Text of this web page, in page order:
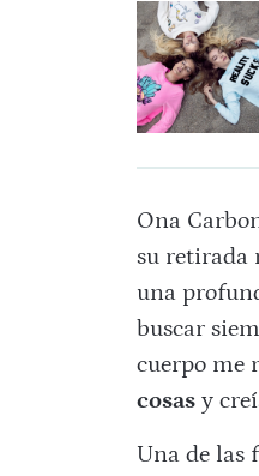
Ona
su retirada
una
buscar
cuerpo me
cosasy
Una de las